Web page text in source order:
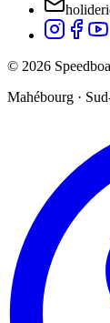
© 2026
Mahébourg ·